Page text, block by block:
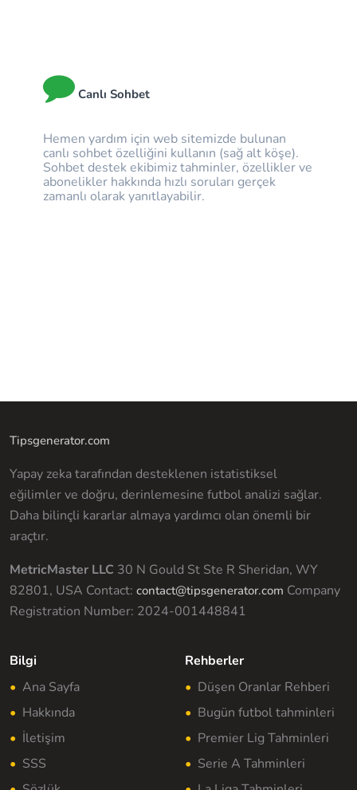
Canlı Sohbet
Hemen yardım için web sitemizde bulunan
canlı sohbet özelliğini kullanın (sağ alt köşe).
Sohbet destek ekibimiz tahminler, özellikler ve
abonelikler hakkında hızlı soruları gerçek
zamanlı olarak yanıtlayabilir.
Tipsgenerator.com
Yapay zeka tarafından desteklenen istatistiksel
eğilimler ve doğru, derinlemesine futbol analizi sağlar.
Daha bilinçli kararlar almaya yardımcı olan önemli bir
araçtır.
MetricMaster LLC 30 N Gould St Ste R Sheridan, WY
82801, USA Contact: contact@tipsgenerator.com Company
Registration Number: 2024-001448841
Bilgi
Ana Sayfa
Hakkında
İletişim
SSS
Rehberler
Düşen Oranlar Rehberi
Bugün futbol tahminleri
Premier Lig Tahminleri
Serie A Tahminleri